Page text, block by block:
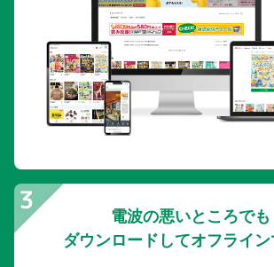
電波の悪いところでも
ダウンロードしてオフライ